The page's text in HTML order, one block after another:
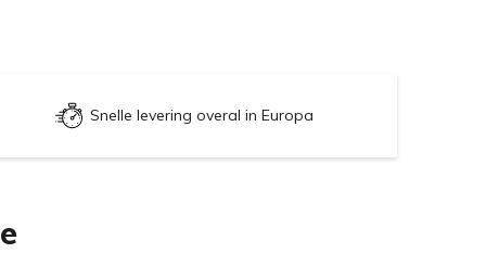
Snelle levering overal in Europa